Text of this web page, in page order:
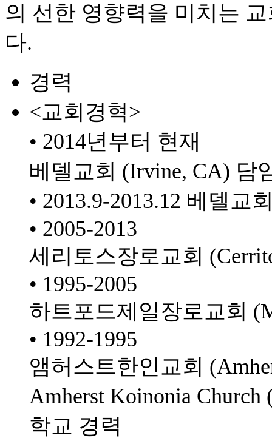
의 선한 영향력을 미치는
다.
경력
<교회경혁>
• 2014년부터 현재
베델교회 (Irvine, CA) 담
• 2013.9-2013.12 베델교
• 2005-2013
세리토스장로교회
• 1995-2005
하트포드제일장로교회
• 1992-1995
앰허스트한인교회
Amherst Koinonia
학교 경력